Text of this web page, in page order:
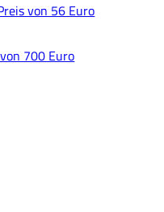
von 56 Euro
700 Euro